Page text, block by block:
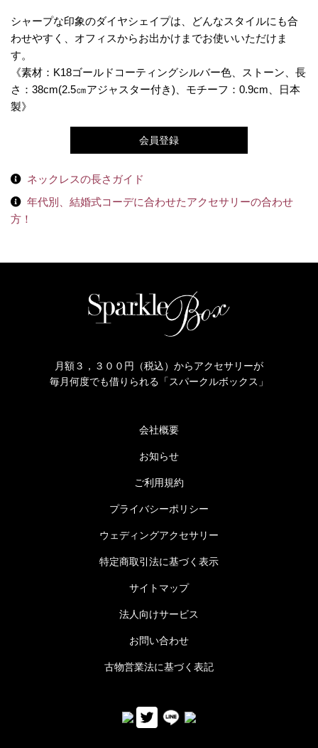
シャープな印象のダイヤシェイプは、どんなスタイルにも合
わせやすく、オフィスからお出かけまでお使いいただけま
す。
《素材：K18ゴールドコーティングシルバー色、ストーン、長
さ：38cm(2.5㎝アジャスター付き)、モチーフ：0.9cm、日本
製》
会員登録
ネックレスの長さガイド
年代別、結婚式コーデに合わせたアクセサリーの合わせ
方！
月額３，３００円（税込）からアクセサリーが
毎月何度でも借りられる「スパークルボックス」
会社概要
お知らせ
ご利用規約
プライバシーポリシー
ウェディングアクセサリー
特定商取引法に基づく表示
サイトマップ
法人向けサービス
お問い合わせ
古物営業法に基づく表記